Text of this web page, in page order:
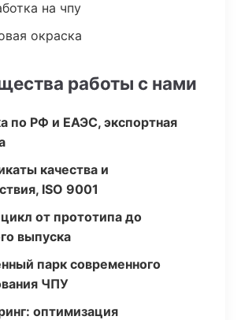
на чпу
окраска
работы с нами
по РФ и ЕАЭС, экспортная
качества и
ISO 9001
от прототипа до
выпуска
парк современного
ЧПУ
оптимизация